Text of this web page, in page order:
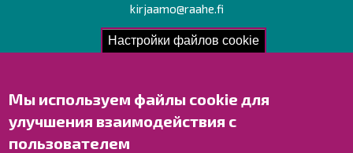
Настройки файлов cookie
Мы используем файлы cookie для
улучшения взаимодействия с
пользователем
kirjaamo@raahe.fi
Рег. номер: 1791817-6
Свяжитесь с нами!
Оставьте отзыв